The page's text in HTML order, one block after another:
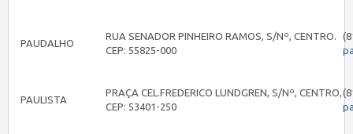
PAUDALHO
RUA SENADOR PINHEIRO RAMOS, S/Nº, CENTRO.
CEP: 55825-000
PAULISTA
PRAÇA CEL.FREDERICO LUNDGREN, S/Nº, CENTRO,
CEP: 53401-250